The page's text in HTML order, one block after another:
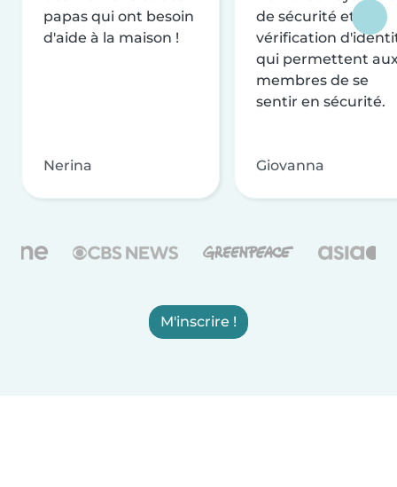
papas qui ont besoin
d'aide à la maison !
Nerina
de sécurité et de
vérification
qui permettent
membres de se
sentir en sécurité.
Giovanna
M'inscrire !